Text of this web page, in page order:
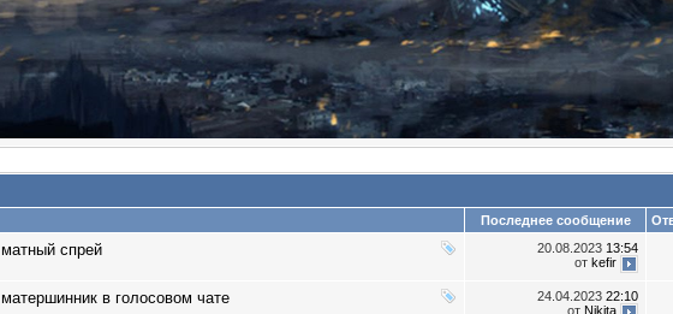
Последнее сообщение
матный спрей 20.08.2023 13:54
от kefir
матершинник в голосовом чате 24.04.2023 22:10
от Nikita